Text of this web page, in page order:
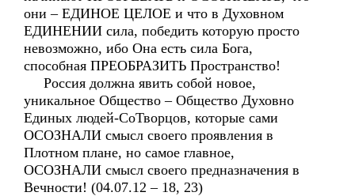
они – ЕДИНОЕ ЦЕЛОЕ и что в Духовном
ЕДИНЕНИИ сила, победить которую просто
невозможно, ибо Она есть сила Бога,
способная ПРЕОБРАЗИТЬ Пространство!
Россия должна явить собой новое,
уникальное Общество – Общество Духовно
Единых людей-СоТворцов, которые сами
ОСОЗНАЛИ смысл своего проявления в
Плотном плане, но самое главное,
ОСОЗНАЛИ смысл своего предназначения в
Вечности! (04.07.12 – 18, 23)